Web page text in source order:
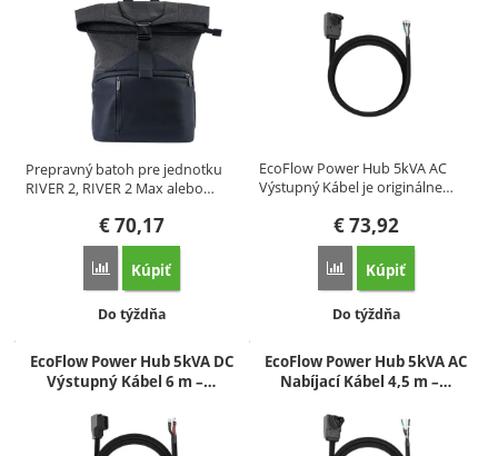
Prepravný batoh pre jednotku
RIVER 2, RIVER 2 Max alebo…
€70,17
Porovnať
Kúpiť
Dostupnosť:
Do týždňa
EcoFlow Power Hub 5kVA AC
Výstupný Kábel je originálne…
€73,92
Porovnať
Kúpiť
Dostupnosť:
Do týždňa
EcoFlow Power Hub 5kVA DC
Výstupný Kábel 6 m –…
EcoFlow Power Hub 5kVA AC
Nabíjací Kábel 4,5 m –…